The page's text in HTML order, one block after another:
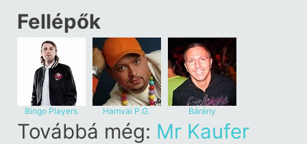
Fellépők
Bingo Players Hamvai P.G. Bárány
Továbbá még: Mr Kaufer